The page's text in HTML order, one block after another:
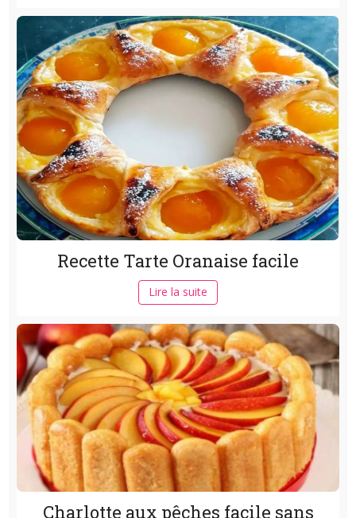
Recette Tarte Oranaise facile
Lire la suite
Charlotte aux pêches facile sans